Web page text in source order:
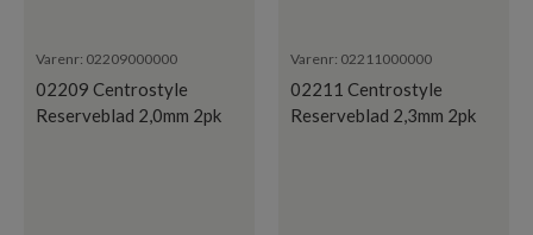
Varenr: 02209000000
02209 Centrostyle
Reserveblad 2,0mm 2pk
Varenr: 02211000000
02211 Centrostyle
Reserveblad 2,3mm 2pk